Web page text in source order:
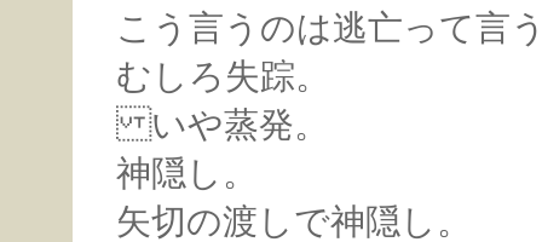
こう言うのは逃亡って言
むしろ失踪。
いや蒸発。
神隠し。
矢切の渡しで神隠し。